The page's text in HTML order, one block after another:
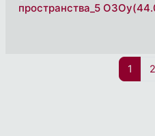
пространства_5
1 2